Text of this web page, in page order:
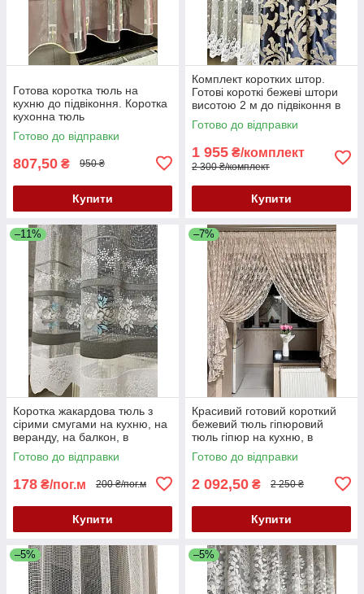
Готова коротка тюль на
кухню до підвіконня. Коротка
кухонна тюль
Готово до відправки
807,50 ₴ 950 ₴
Купити
Комплект коротких штор.
Готові короткі бежеві штори
висотою 2 м до підвіконня в
зал, спальню, кухню,
вітальню
Готово до відправки
1 955 ₴/комплект
2 300 ₴/комплект
Купити
–11%
Коротка жакардова тюль з
сірими смугами на кухню, на
веранду, на балкон, в
коридор. Короткий тюль
жакард. Тюль висота 2 м
Готово до відправки
178 ₴/пог.м 200 ₴/пог.м
Купити
–7%
Красивий готовий короткий
бежевий тюль гіпюровий
тюль гіпюр на кухню, в
дитячу, в спальню до
підвіконня
Готово до відправки
2 092,50 ₴ 2 250 ₴
Купити
–5% –5%